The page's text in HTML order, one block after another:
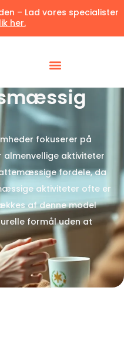
– Lad vores specialister
her.
fokuserer på
aktiviteter
fordele, da
aktiviteter ofte er
af denne model
formål uden at